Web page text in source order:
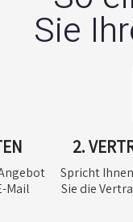
Sie
Mail
2.
Spricht
Sie die